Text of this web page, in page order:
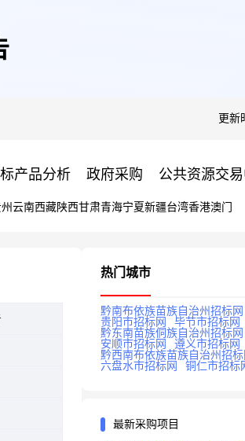
更新
产品分析 政府采购 公共资源交
云南西藏陕西甘肃青海宁夏新疆台湾香港澳门
热门城市
黔南布依族苗族自治州招标网
贵阳市招标网
毕节市招标网
黔东南苗族侗族自治州招标网
安顺市招标网
遵义市招标网
黔西南布依族苗族自治州招标
六盘水市招标网
铜仁市招标
最新采购项目